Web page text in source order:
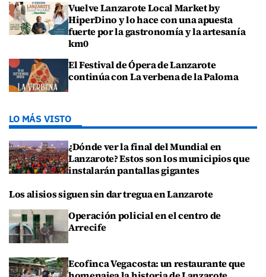
Vuelve Lanzarote Local Market by
HiperDino y lo hace con una apuesta
fuerte por la gastronomía y la artesanía
km0
El Festival de Ópera de Lanzarote
continúa con La verbena de la Paloma
LO MÁS VISTO
¿Dónde ver la final del Mundial en
Lanzarote? Estos son los municipios que
instalarán pantallas gigantes
Los alisios siguen sin dar tregua en Lanzarote
Operación policial en el centro de
Arrecife
Ecofinca Vegacosta: un restaurante que